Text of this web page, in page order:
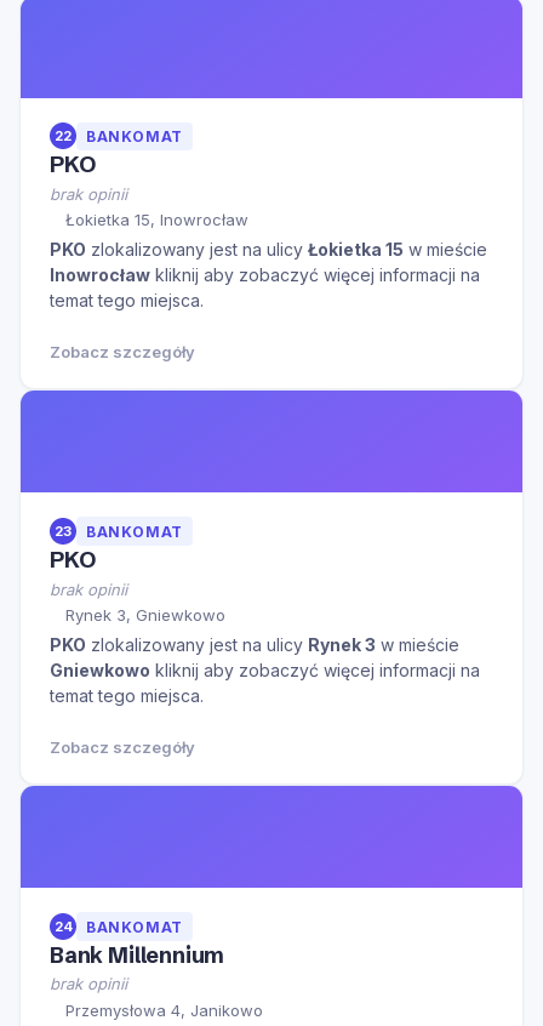
22 BANKOMAT
PKO
brak opinii
Łokietka 15, Inowrocław
PKO zlokalizowany jest na ulicy Łokietka 15 w mieście
Inowrocław kliknij aby zobaczyć więcej informacji na
temat tego miejsca.
Zobacz szczegóły
23 BANKOMAT
PKO
brak opinii
Rynek 3, Gniewkowo
PKO zlokalizowany jest na ulicy Rynek 3 w mieście
Gniewkowo kliknij aby zobaczyć więcej informacji na
temat tego miejsca.
Zobacz szczegóły
24 BANKOMAT
Bank Millennium
brak opinii
Przemysłowa 4, Janikowo